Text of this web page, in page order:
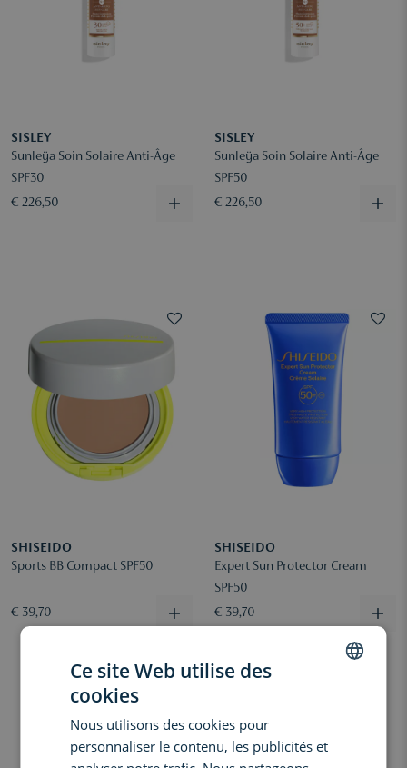
SISLEY
Sunleÿa Soin Solaire Anti-Âge
SPF30
€ 226,50
SISLEY
Sunleÿa Soin Solaire Anti-Âge
SPF50
€ 226,50
SHISEIDO
Sports BB Compact SPF50
€ 39,70
SHISEIDO
Expert Sun Protector Cream
SPF50
€ 39,70
Ce site Web utilise des
cookies
Nous utilisons des cookies pour
personnaliser le contenu, les publicités et